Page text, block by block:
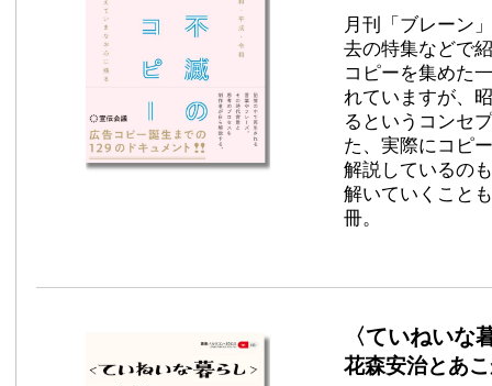
月刊「ブレーン
去の特集などで
コピーを集めた
れていますが、
るというコンセ
た、実際にコピ
解説しているの
解いていくこと
冊。
〈ていねいな
花森安治とあ